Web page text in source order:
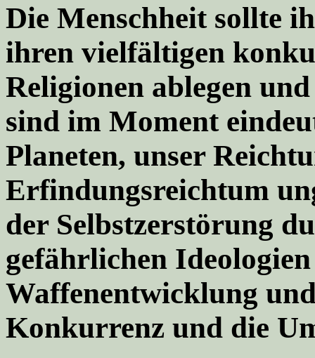
Die Menschheit sollte
ihren vielfältigen
Religionen ablegen
sind im Moment
Planeten, unser
Erfindungsreichtum
der Selbstzerstörung
gefährlichen
Waffenentwicklung
Konkurrenz und die